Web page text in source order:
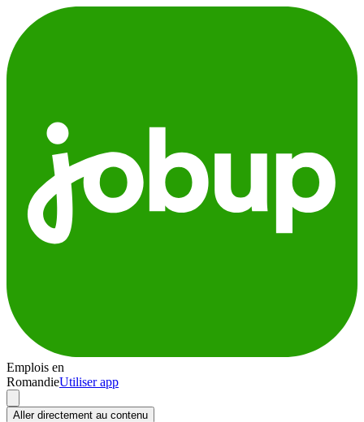
Emplois en
RomandieUtiliser app
Aller directement au contenu